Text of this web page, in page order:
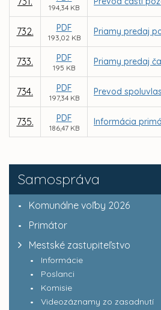
Samospráva
Komunálne voľby 2026
Primátor
Mestské zastupiteľstvo
Informácie
Poslanci
Komisie
Videozáznamy zo zasadnutí
194,34 KB
732. PDF
193,02 KB
Priamy predaj
733. PDF
195 KB
Priamy predaj
734. PDF
197,34 KB
Prevod
735. PDF
186,47 KB
Informácia